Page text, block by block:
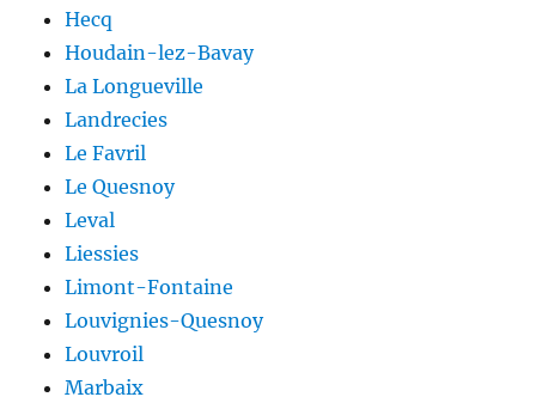
Hecq
Houdain-lez-Bavay
La Longueville
Landrecies
Le Favril
Le Quesnoy
Leval
Liessies
Limont-Fontaine
Louvignies-Quesnoy
Louvroil
Marbaix